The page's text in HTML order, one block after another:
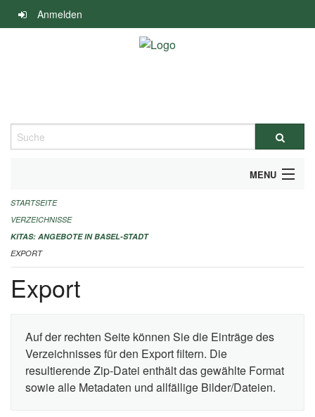
Navigation
überspringen
Anmelden
Suche
MENU
ALLGEMEINE INFORMATIONEN
IMPRESSUM
STARTSEITE
VERZEICHNISSE
KITAS: ANGEBOTE IN BASEL-STADT
EXPORT
Export
Auf der rechten Seite können Sie die Einträge des
Verzeichnisses für den Export filtern. Die
resultierende Zip-Datei enthält das gewählte Format
sowie alle Metadaten und allfällige Bilder/Dateien.